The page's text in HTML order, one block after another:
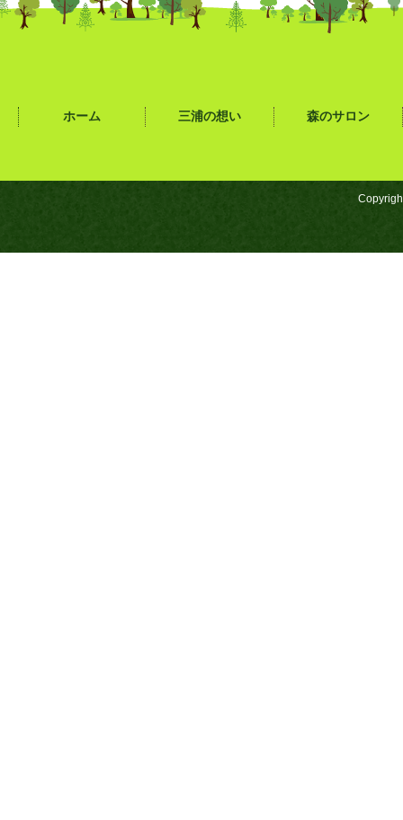
ホーム 三浦の想い 森のサロン